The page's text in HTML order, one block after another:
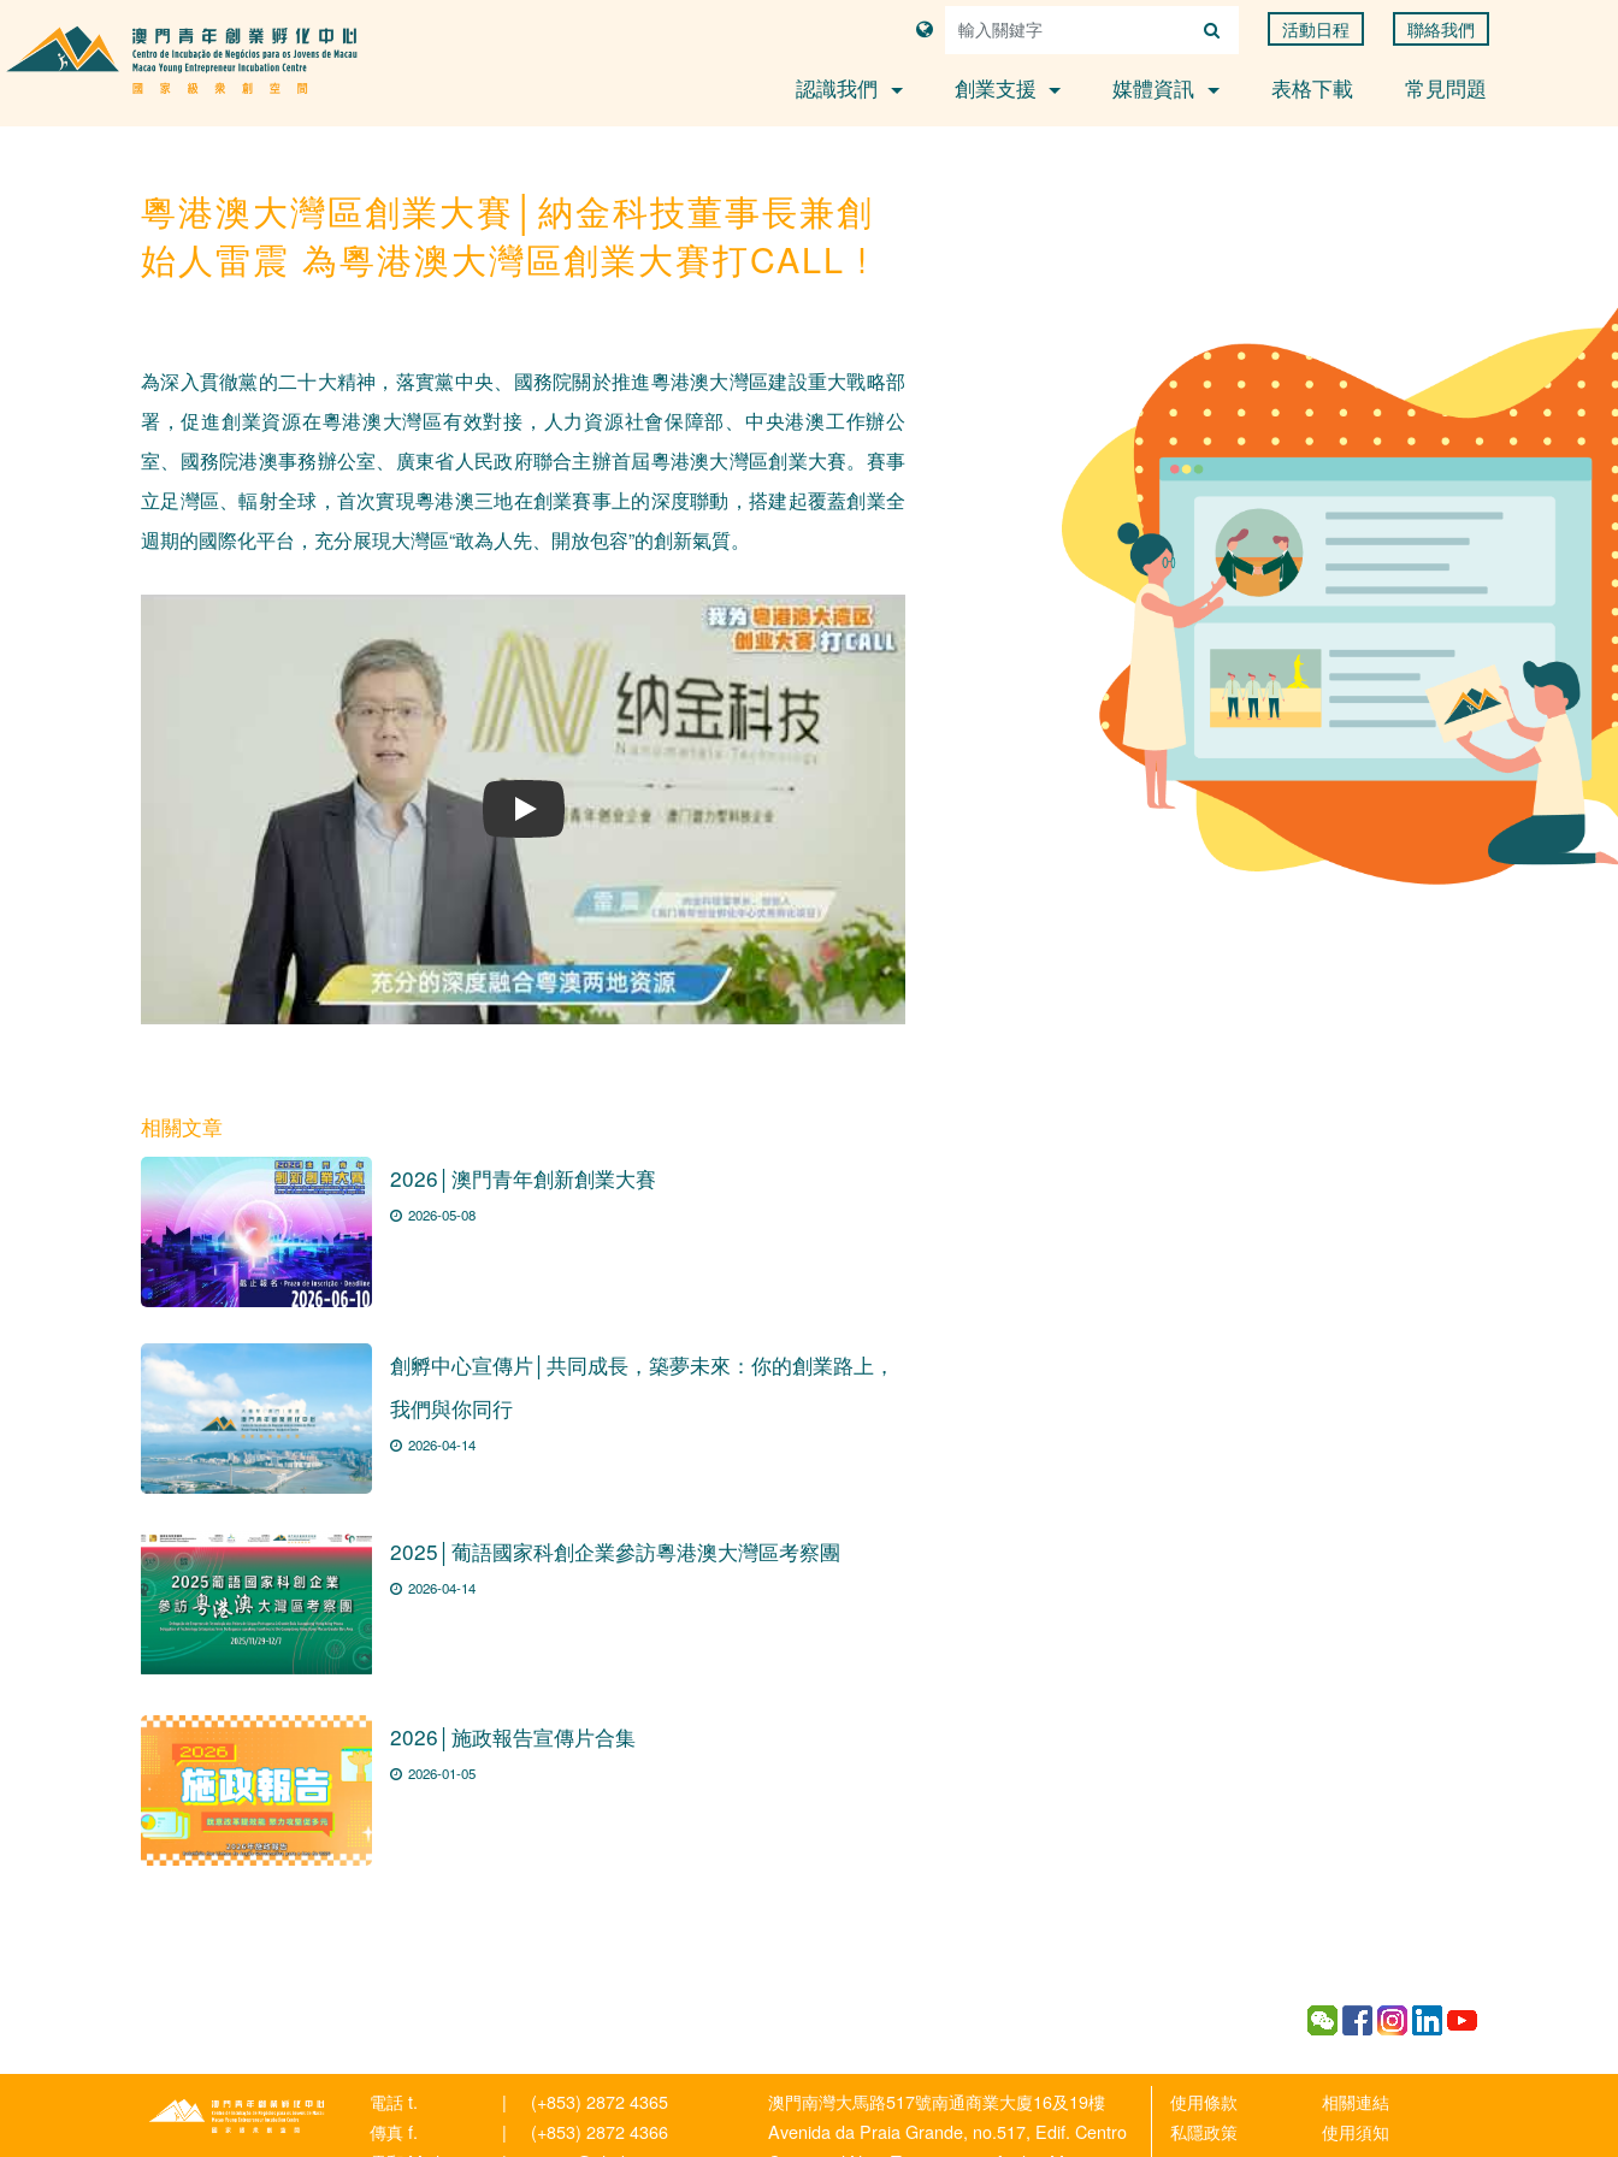
活動日程 聯絡我們
認識我們 創業支援 媒體資訊 表格下載 常見問題
粵港澳大灣區創業大賽│納金科技董事長兼創
始人雷震 為粵港澳大灣區創業大賽打CALL !
為深入貫徹黨的二十大精神，落實黨中央、國務院關於推進粵港澳大灣區建設重大戰略部
署，促進創業資源在粵港澳大灣區有效對接，人力資源社會保障部、中央港澳工作辦公
室、國務院港澳事務辦公室、廣東省人民政府聯合主辦首屆粵港澳大灣區創業大賽。賽事
立足灣區、輻射全球，首次實現粵港澳三地在創業賽事上的深度聯動，搭建起覆蓋創業全
週期的國際化平台，充分展現大灣區“敢為人先、開放包容”的創新氣質。
Play
相關文章
2026│澳門青年創新創業大賽
2026-05-08
創孵中心宣傳片│共同成長，築夢未來：你的創業路上，
我們與你同行
2026-04-14
2025│葡語國家科創企業參訪粵港澳大灣區考察團
2026-04-14
2026│施政報告宣傳片合集
2026-01-05
電話 t. |
(+853) 2872 4365
傳真 f.
|
(+853) 2872 4366
澳門南灣大馬路517號南通商業大廈16及19樓
Avenida da Praia Grande, no.517, Edif. Centro
使用條款
相關連結
私隱政策
使用須知